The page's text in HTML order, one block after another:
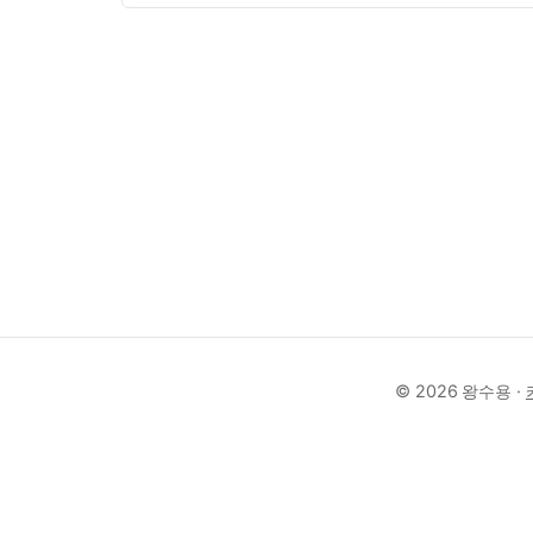
글렌지이다. 또한, 알려진 바로는, UI 에 대한
© 2026 왕수용 ·